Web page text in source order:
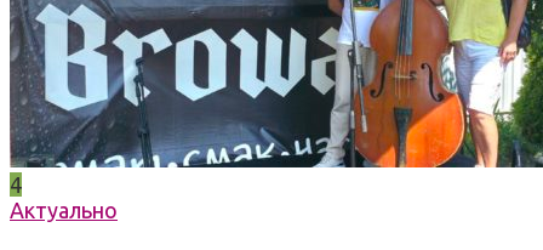
4
Актуально